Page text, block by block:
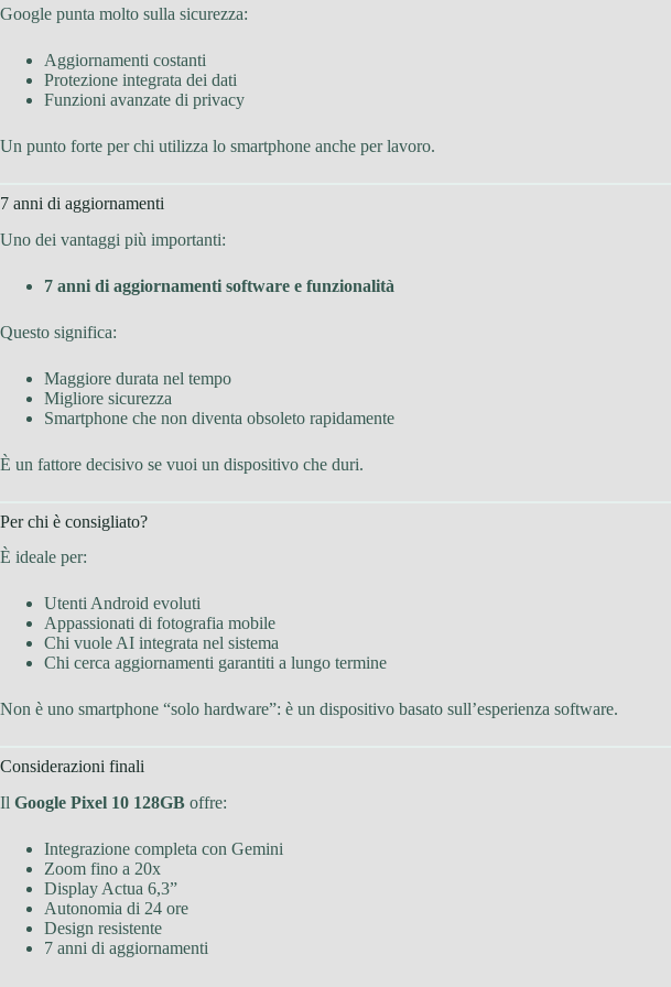
Google punta molto sulla sicurezza:
Aggiornamenti costanti
Protezione integrata dei dati
Funzioni avanzate di privacy
Un punto forte per chi utilizza lo smartphone anche per lavoro.
7 anni di aggiornamenti
Uno dei vantaggi più importanti:
7 anni di aggiornamenti software e funzionalità
Questo significa:
Maggiore durata nel tempo
Migliore sicurezza
Smartphone che non diventa obsoleto rapidamente
È un fattore decisivo se vuoi un dispositivo che duri.
Per chi è consigliato?
È ideale per:
Utenti Android evoluti
Appassionati di fotografia mobile
Chi vuole AI integrata nel sistema
Chi cerca aggiornamenti garantiti a lungo termine
Non è uno smartphone “solo hardware”: è un dispositivo basato sull’esperienza software.
Considerazioni finali
Il Google Pixel 10 128GB offre:
Integrazione completa con Gemini
Zoom fino a 20x
Display Actua 6,3”
Autonomia di 24 ore
Design resistente
7 anni di aggiornamenti